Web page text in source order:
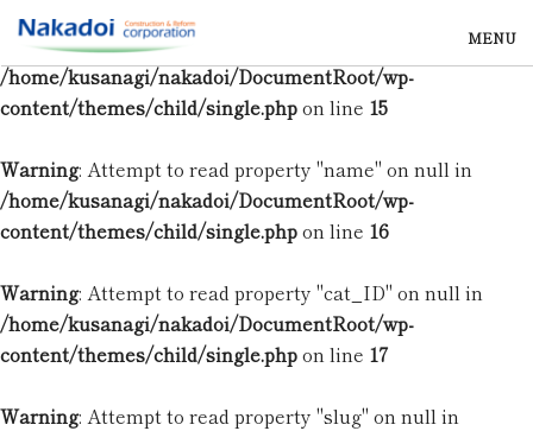
MENU
Warning: Undefined array key 0 in
/home/kusanagi/nakadoi/DocumentRoot/wp-
content/themes/child/single.phpon line 15
Warning: Attempt to read property "name" on null in
/home/kusanagi/nakadoi/DocumentRoot/wp-
content/themes/child/single.phpon line 16
Warning: Attempt to read property "cat_ID" on null in
/home/kusanagi/nakadoi/DocumentRoot/wp-
content/themes/child/single.phpon line 17
Warning: Attempt to read property "slug" on null in